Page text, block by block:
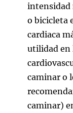
intensidad
o bicicleta
cardiaca
utilidad en
caminar o
caminar)